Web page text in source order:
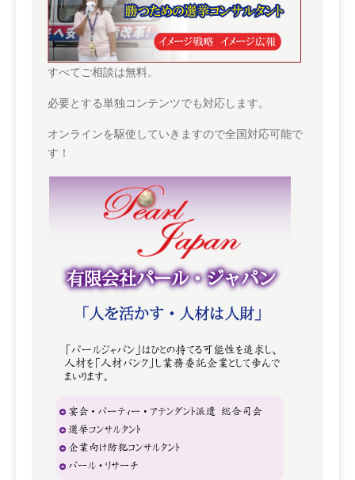
すべてご相談は無料。
必要とする単独コンテンツでも対応します。
オンラインを駆使していきますので全国対応可能で
す！